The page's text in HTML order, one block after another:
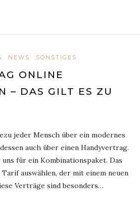
NEWS SONSTIGES
ONLINE
– DAS GILT ES ZU B
jeder Mensch über ein modernes
auch über einen Handyvertrag.
für ein Kombinationspaket. Das
auswählen, der mit einem neuen
Verträge sind besonders…